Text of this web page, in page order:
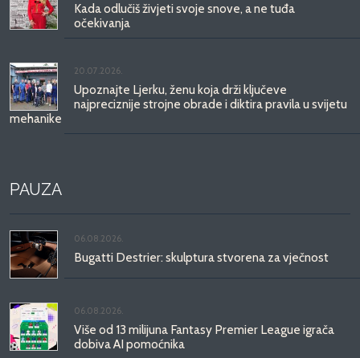
Kada odlučiš živjeti svoje snove, a ne tuđa
očekivanja
20.07.2026.
Upoznajte Ljerku, ženu koja drži ključeve
najpreciznije strojne obrade i diktira pravila u svijetu
mehanike
PAUZA
06.08.2026.
Bugatti Destrier: skulptura stvorena za vječnost
06.08.2026.
Više od 13 milijuna Fantasy Premier League igrača
dobiva AI pomoćnika